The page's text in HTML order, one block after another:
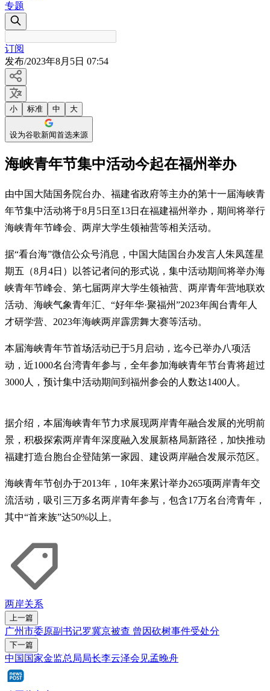
专题
订阅
发布/2023年8月5日 07:54
小 标准 中 大
设为谷歌新闻首选来源
海峡青年节集中活动今起在福州举办
由中国大陆国务院台办、福建省政府等主办的第十一届海峡青
年节集中活动将于8月5日至13日在福建福州举办，期间将举行
海峡青年节峰会、两岸大学生领袖营等相关活动。
据“看台海”微信公众号消息，中国大陆国台办发言人朱凤莲星
期五（8月4日）以答记者问的形式说，集中活动期间将举办海
峡青年节峰会、第七届两岸大学生领袖营、两岸青年营地联欢
活动、海峡气象青年汇、“好年华·聚福州”2023年闽台青年人
才研学营、2023年海峡两岸霹雳舞大赛等活动。
本届海峡青年节首场活动已于5月启动，迄今已举办八项活
动，近1000名台湾青年参与，全年参加海峡青年节台青将超过
3000人，预计集中活动期间到福州参会的人数达1400人。
据介绍，本届海峡青年节力求展现两岸青年融合发展的光明前
景，积极探索两岸青年深度融入发展新格局新路径，加快推动
福建打造台胞台企登陆第一家园、建设两岸融合发展示范区。
海峡青年节创办于2013年，10年来累计举办265项两岸青年交
流活动，吸引三万多名两岸青年参与，包含17万名台湾青年，
其中“首来族”达50%以上。
两岸关系
上一篇
广州市委原副书记罗冀京被查 曾因砍树事件受处分
下一篇
中国国家金监总局局长李云泽会见孟晚舟